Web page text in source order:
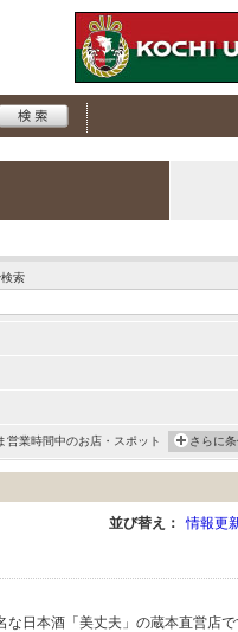
索
営業時間中のお店・スポット さらに
並び替え： 情報更
な日本酒「美丈夫」の蔵本直営店